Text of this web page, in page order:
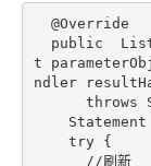
@Override
public
t
ndler
throws
try {
//刷新